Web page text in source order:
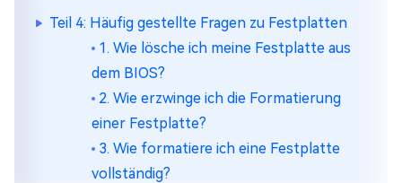
Teil 4: Häufig gestellte Fragen zu Festplatten
1. Wie lösche ich meine Festplatte aus
dem BIOS?
2. Wie erzwinge ich die Formatierung
einer Festplatte?
3. Wie formatiere ich eine Festplatte
vollständig?